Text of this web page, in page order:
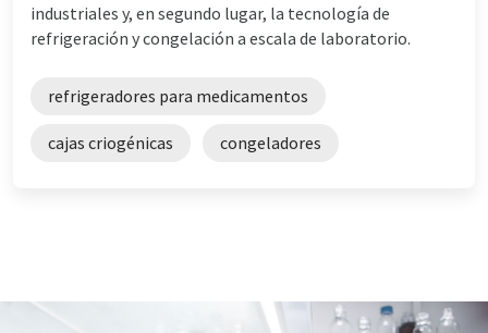
industriales y, en segundo lugar, la tecnología de
refrigeración y congelación a escala de laboratorio.
refrigeradores para medicamentos
cajas criogénicas congeladores